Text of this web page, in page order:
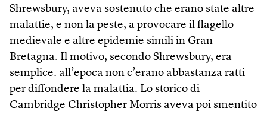
Shrewsbury, aveva sostenuto che erano state altre
malattie, e non la peste, a provocare il flagello
medievale e altre epidemie simili in Gran
Bretagna. Il motivo, secondo Shrewsbury, era
semplice: all’epoca non c’erano abbastanza ratti
per diffondere la malattia. Lo storico di
Cambridge Christopher Morris aveva poi smentito